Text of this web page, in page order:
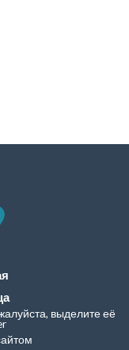
выделите её